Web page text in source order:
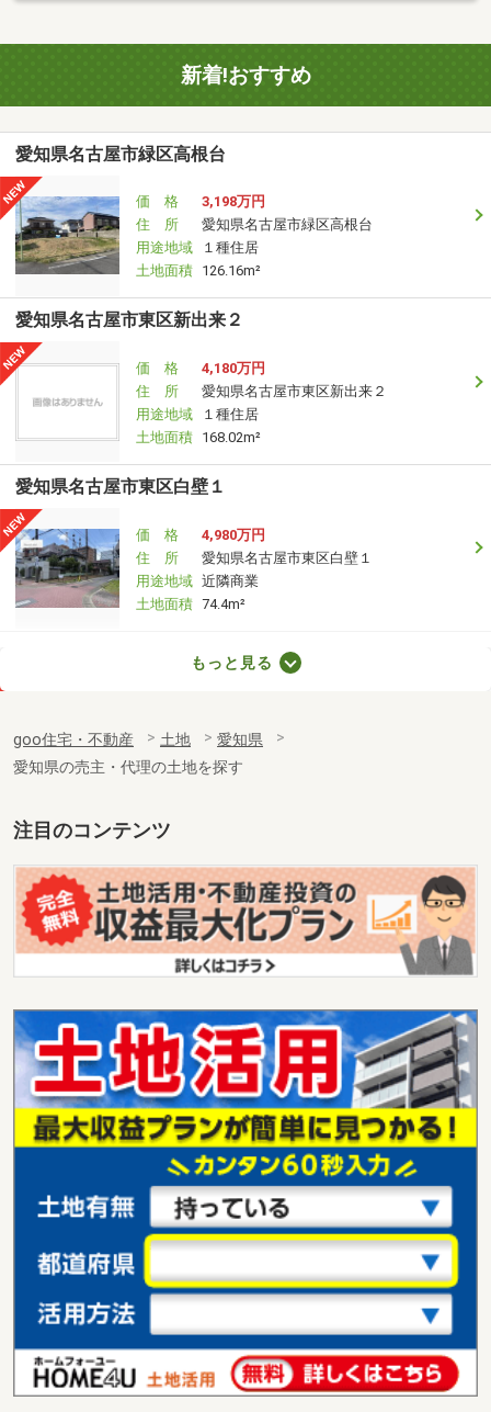
新着!おすすめ
愛知県名古屋市緑区高根台
価 格
3,198万円
住 所
愛知県名古屋市緑区高根台
用途地域
１種住居
土地面積 126.16m²
愛知県名古屋市東区新出来２
価 格
4,180万円
住 所
愛知県名古屋市東区新出来２
用途地域
１種住居
土地面積 168.02m²
愛知県名古屋市東区白壁１
価 格
4,980万円
住 所
愛知県名古屋市東区白壁１
用途地域 近隣商業
土地面積 74.4m²
用途地域
１種住居
土地面積 165m²
愛知県豊橋市柱七番町
価 格
1,968万円
住 所
愛知県豊橋市柱七番町
用途地域 １種住居
土地面積 165m²
価 格
3,300万円
住 所
愛知県豊橋市南牛川２
用途地域 １種住居
土地面積 324.57m²
愛知県名古屋市西区上小田井２
価 格
3,120万円
住 所
愛知県名古屋市西区上小田井２
用途地域 準工業
愛知県名古屋市緑区神沢１
2,960万円
住 所
愛知県名古屋市緑区神沢１
もっと見る
goo住宅・不動産 土地
愛知県
愛知県の売主・代理の土地を探す
注目のコンテンツ